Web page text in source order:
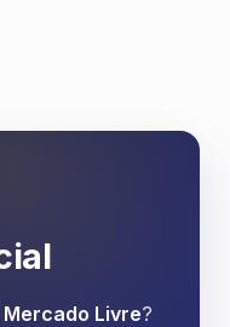
Mercado Livre?